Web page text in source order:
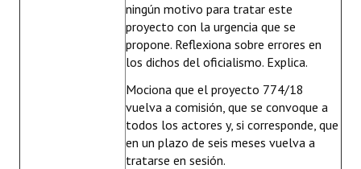
ningún motivo para tratar este
proyecto con la urgencia que se
propone. Reflexiona sobre errores en
los dichos del oficialismo. Explica.
Mociona que el proyecto 774/18
vuelva a comisión, que se convoque a
todos los actores y, si corresponde, que
en un plazo de seis meses vuelva a
tratarse en sesión.